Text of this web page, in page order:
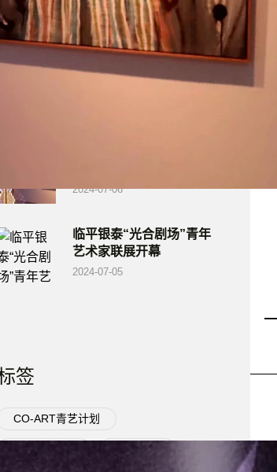
新资讯
多瑙河之东：一个平行的
东方——中东欧当代艺术
2024-07-06
临平银泰“光合剧场”青年
艺术家联展开幕
2024-07-05
签
CO-ART青艺计划
OPEN CALL 展览活动